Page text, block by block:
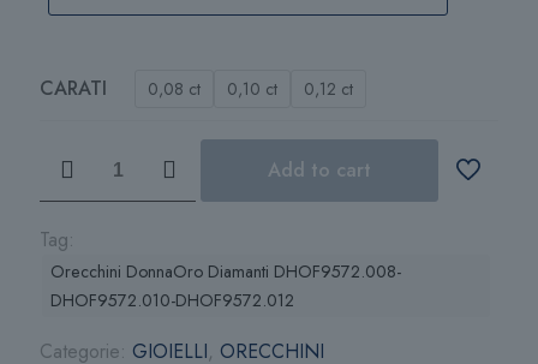
CARATI 0,08 ct 0,10 ct 0,12 ct
DonnaOro
Diamanti
quantità
Add to cart
Tag:
Orecchini DonnaOro Diamanti DHOF9572.008-
DHOF9572.010-DHOF9572.012
Categorie: GIOIELLI, ORECCHINI